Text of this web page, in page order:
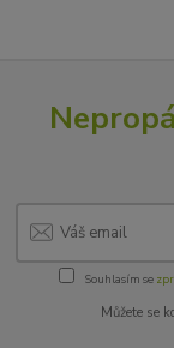
Souhlasím se
Můžete se